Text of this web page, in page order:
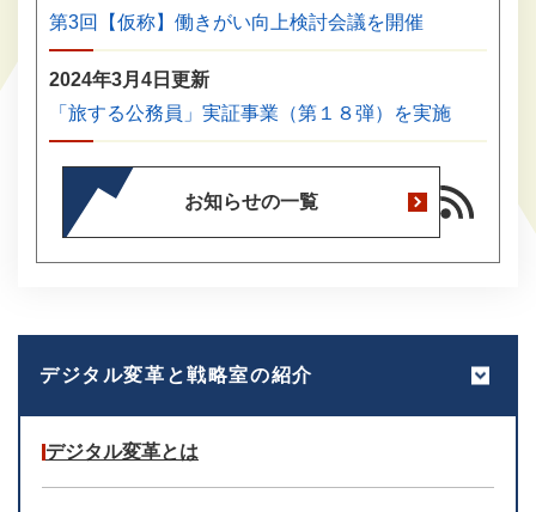
第3回【仮称】働きがい向上検討会議を開催
2024年3月4日更新
「旅する公務員」実証事業（第１８弾）を実施
お知らせの一覧
デジタル変革と戦略室の紹介
デジタル変革とは